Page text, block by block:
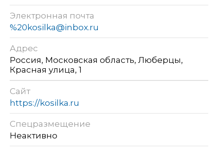
Электронная почта
%20kosilka@inbox.ru
Адрес
Россия, Московская область, Люберцы,
Красная улица, 1
Сайт
https://kosilka.ru
Спецразмещение
Неактивно